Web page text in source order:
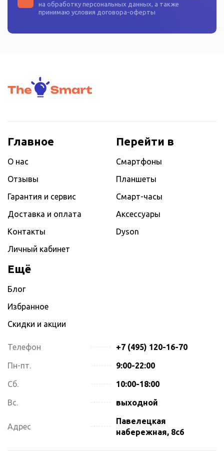
на обработку персональных данных, а также
принимаю условия договора-оферты
Главное
О нас
Отзывы
Гарантия и сервис
Доставка и оплата
Контакты
Личный кабинет
Перейти в
Смартфоны
Планшеты
Смарт-часы
Аксессуары
Dyson
Ещё
Блог
Избранное
Скидки и акции
Телефон +7 (495) 120-16-70
Пн-пт. 9:00-22:00
Сб. 10:00-18:00
Вс. выходной
Адрес
Павелецкая
набережная, 8с6